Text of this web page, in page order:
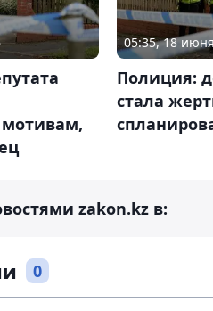
05:35, 18
Полиция:
стала
zakon.kz в:
0